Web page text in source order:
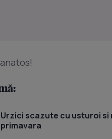
Urzici scazute cu usturoi si
primavara